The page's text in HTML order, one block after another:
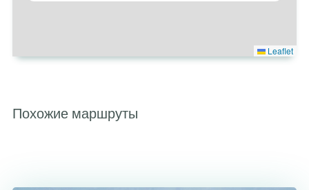
Leaflet
Похожие маршруты